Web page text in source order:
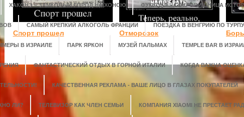
ХАКОНЭ – ЗАМКОВЫЙ ГОРОД НА ХОНСЮ ФУКУОКА – СОКРОВИЩНИЦА
САМЫЙ КРЕПКИЙ АЛКОГОЛЬ ФРАНЦИИ ПОЕЗДКА В ВЕНГРИЮ ПО
В ИЗРАИЛЕ ПАРК ЯРКОН МУЗЕЙ ПАЛЬМАХ TEMPLE BAR В
ФАНТАСТИЧЕСКИЙ ОТДЫХ В ГОРНОЙ ИТАЛИИ КОГДА ВАЖНА
КАЧЕСТВЕННАЯ РЕКЛАМА - ВАШЕ ЛИЦО В ГЛАЗАХ ПОКУПАТЕЛЕЙ
ЛИ? ТЕЛЕВИЗОР КАК ЧЛЕН СЕМЬИ КОМПАНИЯ XIAOMI НЕ ПРЕСТАЕТ
Спорт прошел Отморозок